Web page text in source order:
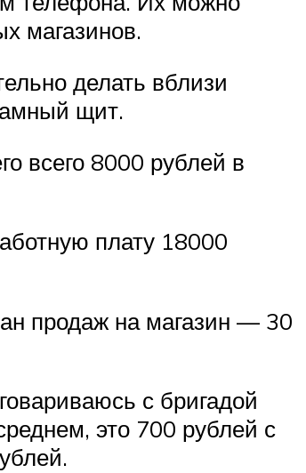
магазинов.
делать вблизи
щит.
всего 8000 рублей в
плату 18000
продаж на магазин — 30
с бригадой
это 700 рублей с